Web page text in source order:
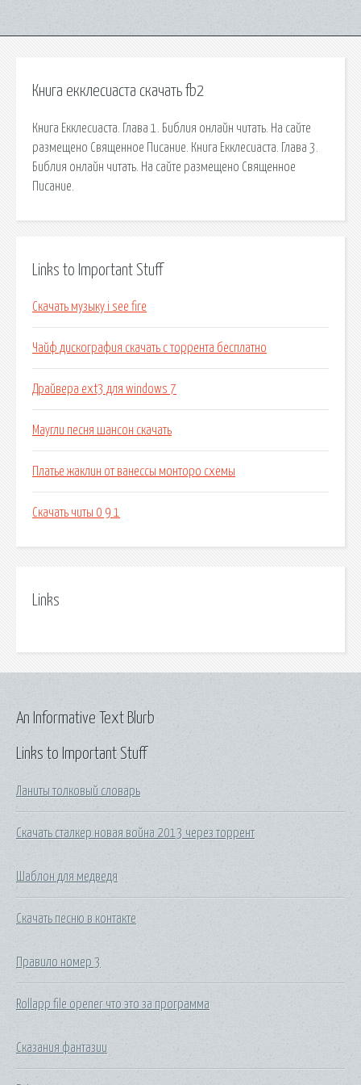
Книга екклесиаста скачать fb2
Книга Екклесиаста. Глава 1. Библия онлайн читать. На сайте
размещено Священное Писание. Книга Екклесиаста. Глава 3.
Библия онлайн читать. На сайте размещено Священное
Писание.
Links to Important Stuff
Скачать музыку i see fire
Чайф дискография скачать с торрента бесплатно
Драйвера ext3 для windows 7
Маугли песня шансон скачать
Платье жаклин от ванессы монторо схемы
Скачать читы 0 9 1
Links
Links to Important Stuff
Ланиты толковый словарь
Скачать сталкер новая война 2013 через торрент
Шаблон для медведя
Скачать песню в контакте
Правило номер 3
Rollapp file opener что это за программа
Сказания фантазии
An Informative Text Blurb